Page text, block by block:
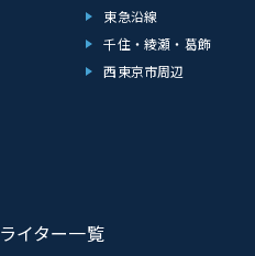
東急沿線
千住・綾瀬・葛飾
西東京市周辺
ライター一覧